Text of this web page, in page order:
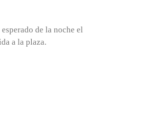
de la noche el
a la plaza.